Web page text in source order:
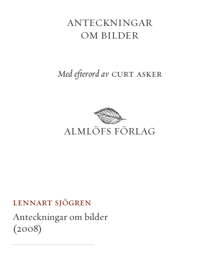
ANTECKNINGAR
OM BILDER
Medefterordav curt asker
ALMLÖFS FÖRLAG
lennart sjögren
Anteckningar om bilder
(2008)